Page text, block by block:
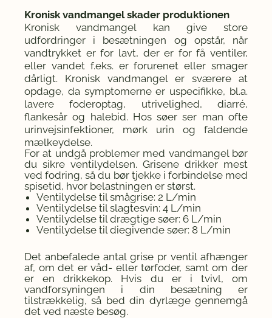
Kronisk vandmangel skader produktionen
Kronisk vandmangel kan give store
udfordringer i besætningen og opstår, når
vandtrykket er for lavt, der er for få ventiler,
eller vandet f.eks. er forurenet eller smager
dårligt. Kronisk vandmangel er sværere at
opdage, da symptomerne er uspecifikke, bl.a.
lavere foderoptag, utrivelighed, diarré,
flankesår og halebid. Hos søer ser man ofte
urinvejsinfektioner, mørk urin og faldende
mælkeydelse.
For at undgå problemer med vandmangel bør
du sikre ventilydelsen. Grisene drikker mest
ved fodring, så du bør tjekke i forbindelse med
spisetid, hvor belastningen er størst.
Ventilydelse til smågrise: 2 L/min
Ventilydelse til slagtesvin: 4 L/min
Ventilydelse til drægtige søer: 6 L/min
Ventilydelse til diegivende søer: 8 L/min
Det anbefalede antal grise pr ventil afhænger
af, om det er våd- eller tørfoder, samt om der
er en drikkekop. Hvis du er i tvivl, om
vandforsyningen i din besætning er
tilstrækkelig, så bed din dyrlæge gennemgå
det ved næste besøg.